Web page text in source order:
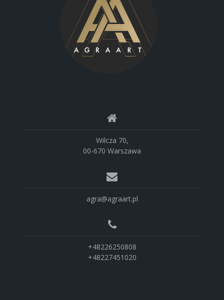
Wilcza 70,
00-670 Warszawa
agra@agraart.pl
+48226250808
+48227451020